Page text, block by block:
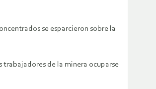
se esparcieron sobre la
trabajadores de la minera ocuparse